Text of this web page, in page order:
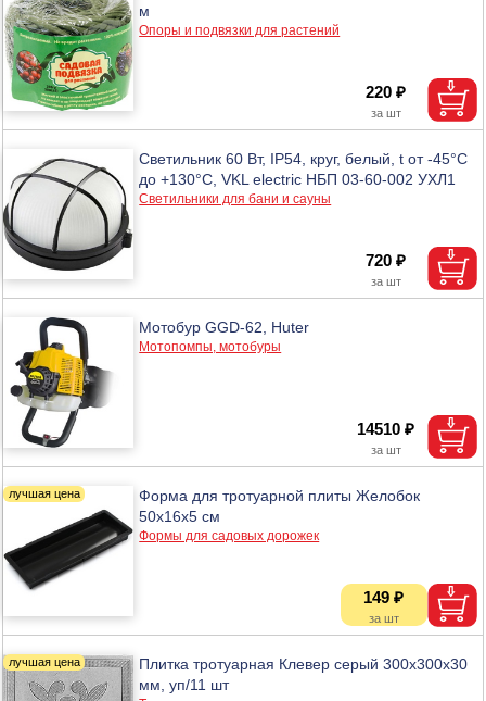
м
Опоры и подвязки для растений
220 ₽
Светильник 60 Вт, IP54, круг, белый, t от -45°С
до +130°С, VKL electric НБП 03-60-002 УХЛ1
Светильники для бани и сауны
720 ₽
Мотобур GGD-62, Huter
Мотопомпы, мотобуры
14510 ₽
Форма для тротуарной плиты Желобок
50х16х5 см
Формы для садовых дорожек
149 ₽
Плитка тротуарная Клевер серый 300х300х30
мм, уп/11 шт